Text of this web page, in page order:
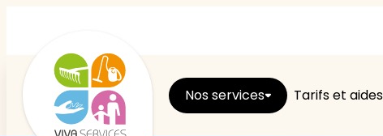
Nos services Tarifs et aides